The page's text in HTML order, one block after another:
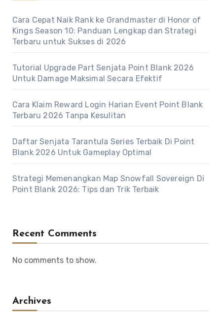
Cara Cepat Naik Rank ke Grandmaster di Honor of
Kings Season 10: Panduan Lengkap dan Strategi
Terbaru untuk Sukses di 2026
Tutorial Upgrade Part Senjata Point Blank 2026
Untuk Damage Maksimal Secara Efektif
Cara Klaim Reward Login Harian Event Point Blank
Terbaru 2026 Tanpa Kesulitan
Daftar Senjata Tarantula Series Terbaik Di Point
Blank 2026 Untuk Gameplay Optimal
Strategi Memenangkan Map Snowfall Sovereign Di
Point Blank 2026: Tips dan Trik Terbaik
Recent Comments
No comments to show.
Archives